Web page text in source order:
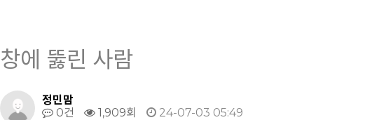
창에 뚫린 사람
정민맘
0건
1,909회 24-07-03 05:49